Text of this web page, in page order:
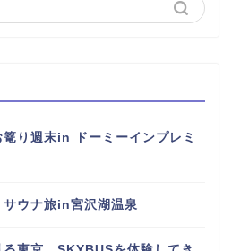
り週末in ドーミーインプレミ
ウナ旅in宮沢湖温泉